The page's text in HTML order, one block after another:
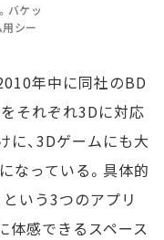
バケッ
シー
年中に同社のBD
それぞれ3Dに対応
に、3Dゲームにも大
なっている。具体的
という3つのアプリ
体感できるスペース